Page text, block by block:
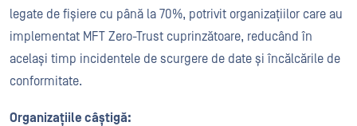
legate de fișiere cu până la 70%, potrivit organizațiilor care au
implementat MFT Zero-Trust cuprinzătoare, reducând în
același timp incidentele de scurgere de date și încălcările de
conformitate.
Organizațiile câștigă: